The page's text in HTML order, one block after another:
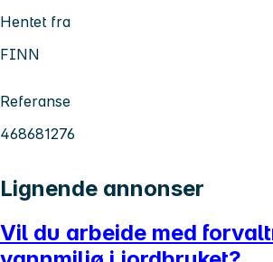
Hentet fra
FINN
Referanse
468681276
Lignende annonser
Vil du arbeide med